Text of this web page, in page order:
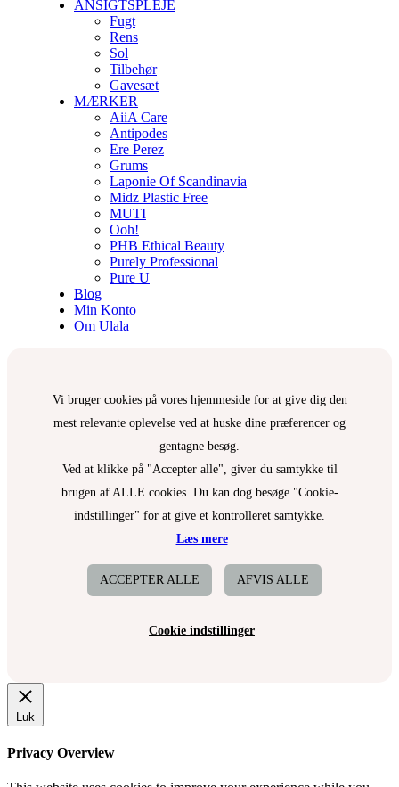
ANSIGTSPLEJE
Fugt
Rens
Sol
Tilbehør
Gavesæt
MÆRKER
AiiA Care
Antipodes
Ere Perez
Grums
Laponie Of Scandinavia
Midz Plastic Free
MUTI
Ooh!
PHB Ethical Beauty
Purely Professional
Pure U
Blog
Min Konto
Om Ulala
Vi bruger cookies på vores hjemmeside for at give dig den
mest relevante oplevelse ved at huske dine præferencer og
gentagne besøg.
Ved at klikke på "Accepter alle", giver du samtykke til
brugen af ALLE cookies. Du kan dog besøge "Cookie-
indstillinger" for at give et kontrolleret samtykke.
Læs mere
ACCEPTER ALLE AFVIS ALLE
Cookie indstillinger
Luk
Privacy Overview